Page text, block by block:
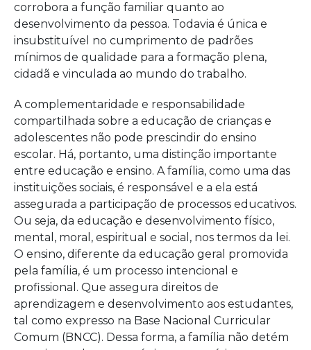
corrobora a função familiar quanto ao
desenvolvimento da pessoa. Todavia é única e
insubstituível no cumprimento de padrões
mínimos de qualidade para a formação plena,
cidadã e vinculada ao mundo do trabalho.
A complementaridade e responsabilidade
compartilhada sobre a educação de crianças e
adolescentes não pode prescindir do ensino
escolar. Há, portanto, uma distinção importante
entre educação e ensino. A família, como uma das
instituições sociais, é responsável e a ela está
assegurada a participação de processos educativos.
Ou seja, da educação e desenvolvimento físico,
mental, moral, espiritual e social, nos termos da lei.
O ensino, diferente da educação geral promovida
pela família, é um processo intencional e
profissional. Que assegura direitos de
aprendizagem e desenvolvimento aos estudantes,
tal como expresso na Base Nacional Curricular
Comum (BNCC). Dessa forma, a família não detém